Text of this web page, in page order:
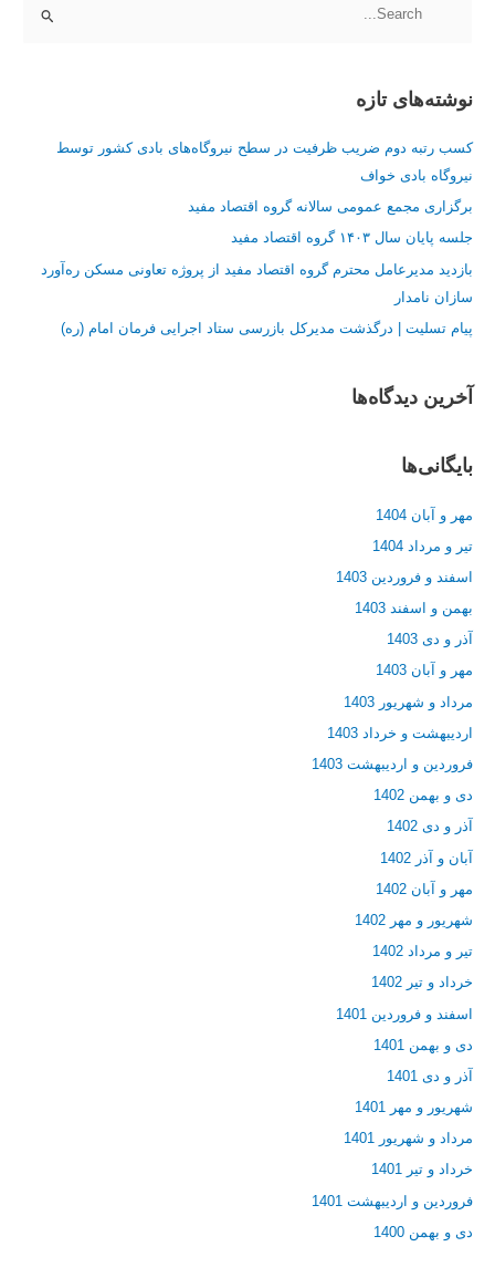
ج
ب
ر
ا
ی
:
نوشته‌های تازه
کسب رتبه دوم ضریب ظرفیت در سطح نیروگاه‌های بادی کشور توسط
نیروگاه بادی خواف
برگزاری مجمع عمومی سالانه گروه اقتصاد مفید
جلسه پایان سال ۱۴۰۳ گروه اقتصاد مفید
بازدید مدیرعامل محترم گروه اقتصاد مفید از پروژه تعاونی مسکن ره‌آورد
سازان نامدار
پیام تسلیت | درگذشت مدیرکل بازرسی ستاد اجرایی فرمان امام (ره)
آخرین دیدگاه‌ها
بایگانی‌ها
مهر و آبان 1404
تیر و مرداد 1404
اسفند و فروردین 1403
بهمن و اسفند 1403
آذر و دی 1403
مهر و آبان 1403
مرداد و شهریور 1403
اردیبهشت و خرداد 1403
فروردین و اردیبهشت 1403
دی و بهمن 1402
آذر و دی 1402
آبان و آذر 1402
مهر و آبان 1402
شهریور و مهر 1402
تیر و مرداد 1402
خرداد و تیر 1402
اسفند و فروردین 1401
دی و بهمن 1401
آذر و دی 1401
شهریور و مهر 1401
مرداد و شهریور 1401
خرداد و تیر 1401
فروردین و اردیبهشت 1401
دی و بهمن 1400